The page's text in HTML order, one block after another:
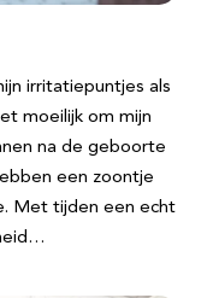
irritatiepuntjes als
moeilijk om mijn
na de geboorte
een zoontje
Met tijden een echt